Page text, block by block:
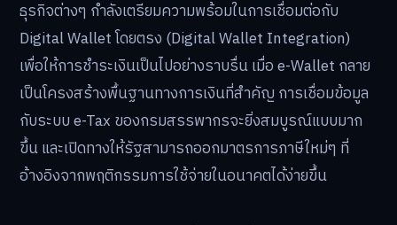
ธุรกิจต่างๆ กำลังเตรียมความพร้อมในการเชื่อมต่อกับ
Digital Wallet โดยตรง (Digital Wallet Integration)
เพื่อให้การชำระเงินเป็นไปอย่างราบรื่น เมื่อ e-Wallet กลาย
เป็นโครงสร้างพื้นฐานทางการเงินที่สำคัญ การเชื่อมข้อมูล
กับระบบ e-Tax ของกรมสรรพากรจะยิ่งสมบูรณ์แบบมาก
ขึ้น และเปิดทางให้รัฐสามารถออกมาตรการภาษีใหม่ๆ ที่
อ้างอิงจากพฤติกรรมการใช้จ่ายในอนาคตได้ง่ายขึ้น